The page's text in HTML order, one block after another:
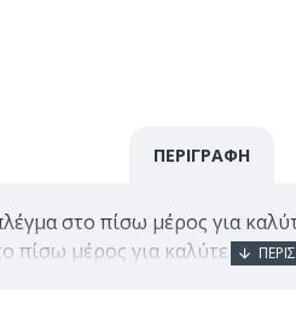
ΠΕΡΙΓΡΑΦΗ
στο πίσω μέρος για
πίσω μέρος για καλύτερη